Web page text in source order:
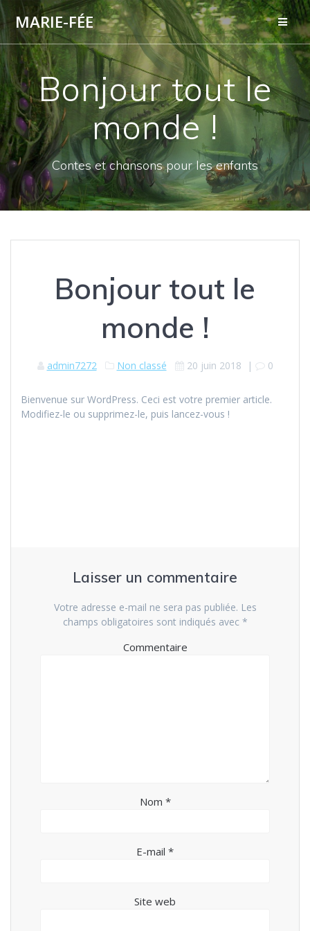
Skip
to
content
MARIE-FÉE
Bonjour tout le
monde !
Contes et chansons pour les enfants
Bonjour tout le
monde !
admin7272 Non classé 20 juin 2018 | 0
Bienvenue sur WordPress. Ceci est votre premier article.
Modifiez-le ou supprimez-le, puis lancez-vous !
Laisser un commentaire
Votre adresse e-mail ne sera pas publiée. Les
champs obligatoires sont indiqués avec *
Commentaire
Nom *
E-mail *
Site web